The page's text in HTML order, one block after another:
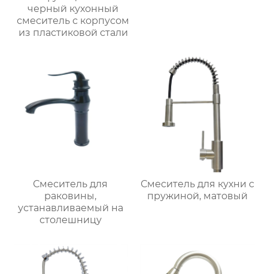
черный кухонный
смеситель с корпусом
из пластиковой стали
Смеситель для
раковины,
устанавливаемый на
столешницу
Смеситель для кухни с
пружиной, матовый